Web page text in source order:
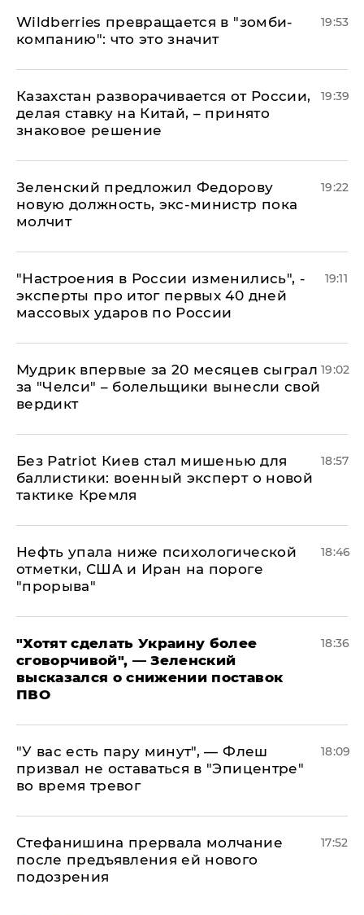
Wildberries превращается в "зомби-
компанию": что это значит
19:53
Казахстан разворачивается от России,
делая ставку на Китай, – принято
знаковое решение
19:39
Зеленский предложил Федорову
новую должность, экс-министр пока
молчит
19:22
"Настроения в России изменились", -
эксперты про итог первых 40 дней
массовых ударов по России
19:11
Мудрик впервые за 20 месяцев сыграл
за "Челси" – болельщики вынесли свой
вердикт
19:02
​Без Patriot Киев стал мишенью для
баллистики: военный эксперт о новой
тактике Кремля
18:57
Нефть упала ниже психологической
отметки, США и Иран на пороге
"прорыва"
18:46
​"Хотят сделать Украину более
сговорчивой", — Зеленский
высказался о снижении поставок
ПВО
18:36
​"У вас есть пару минут", — Флеш
призвал не оставаться в "Эпицентре"
во время тревог
18:09
Стефанишина прервала молчание
после предъявления ей нового
подозрения
17:52